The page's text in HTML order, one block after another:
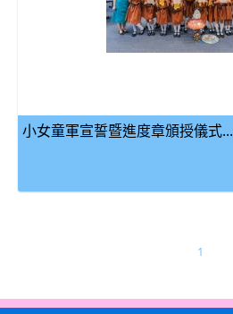
小女童軍宣誓暨進度章頒授儀式...
1